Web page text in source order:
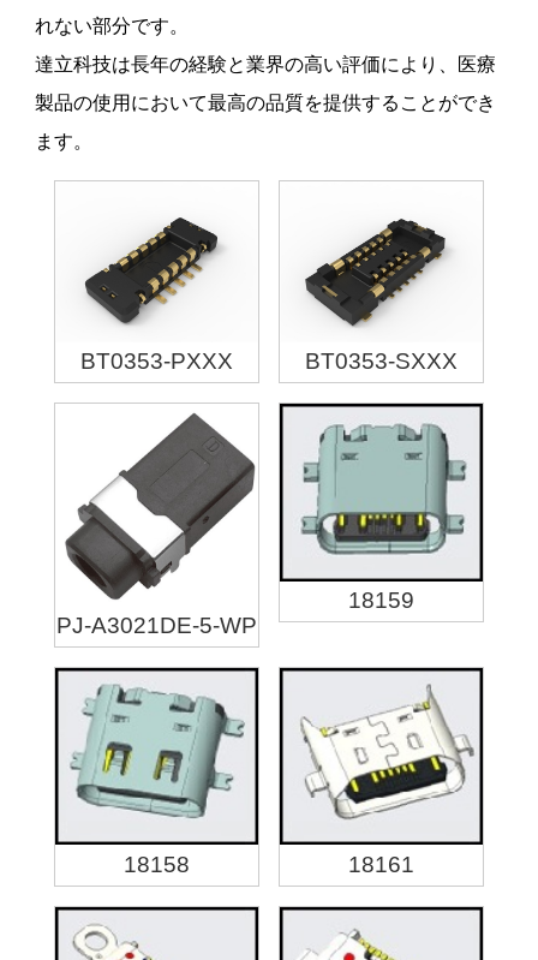
れない部分です。
達立科技は長年の経験と業界の高い評価により、医療
製品の使用において最高の品質を提供することができ
ます。
BT0353-PXXX BT0353-SXXX
PJ-A3021DE-5-WP
18159
18158 18161